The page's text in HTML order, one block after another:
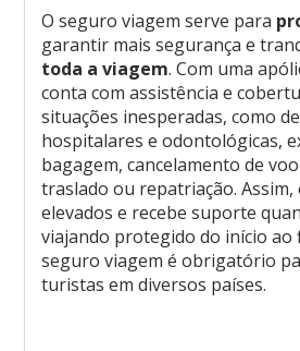
O seguro viagem serve para
garantir mais segurança e
toda a viagem. Com uma
conta com assistência e
situações inesperadas, como
hospitalares e odontológicas,
bagagem, cancelamento de
traslado ou repatriação. Assim,
elevados e recebe suporte
viajando protegido do início ao
seguro viagem é obrigatório
turistas em diversos países.